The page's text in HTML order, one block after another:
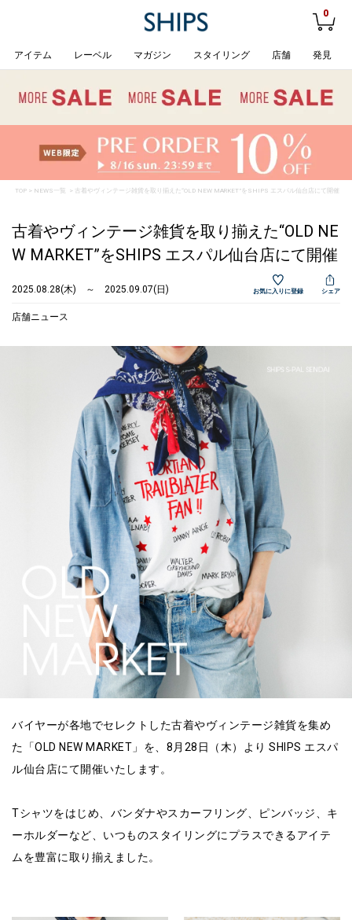
0
アイテム レーベル マガジン スタイリング 店舗 発見
TOP> NEWS一覧 > 古着やヴィンテージ雑貨を取り揃えた“OLD NEW MARKET”をSHIPS エスパル仙台店にて開催
古着やヴィンテージ雑貨を取り揃えた“OLD NE
W MARKET”をSHIPS エスパル仙台店にて開催
2025.08.28(木) ～ 2025.09.07(日) お気に入りに登録 シェア
店舗ニュース
バイヤーが各地でセレクトした古着やヴィンテージ雑貨を集め
た「OLD NEW MARKET」を、8月28日（木）より SHIPS エスパ
ル仙台店にて開催いたします。
Tシャツをはじめ、バンダナやスカーフリング、ピンバッジ、キ
ーホルダーなど、いつものスタイリングにプラスできるアイテ
ムを豊富に取り揃えました。